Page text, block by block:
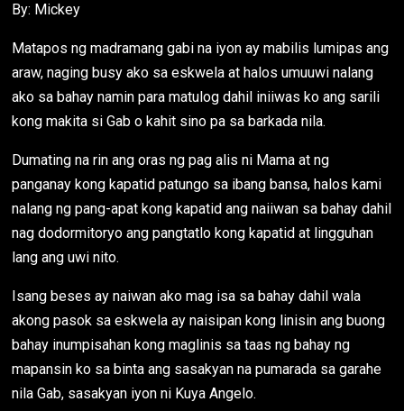
By: Mickey
Matapos ng madramang gabi na iyon ay mabilis lumipas ang
araw, naging busy ako sa eskwela at halos umuuwi nalang
ako sa bahay namin para matulog dahil iniiwas ko ang sarili
kong makita si Gab o kahit sino pa sa barkada nila.
Dumating na rin ang oras ng pag alis ni Mama at ng
panganay kong kapatid patungo sa ibang bansa, halos kami
nalang ng pang-apat kong kapatid ang naiiwan sa bahay dahil
nag dodormitoryo ang pangtatlo kong kapatid at lingguhan
lang ang uwi nito.
Isang beses ay naiwan ako mag isa sa bahay dahil wala
akong pasok sa eskwela ay naisipan kong linisin ang buong
bahay inumpisahan kong maglinis sa taas ng bahay ng
mapansin ko sa binta ang sasakyan na pumarada sa garahe
nila Gab, sasakyan iyon ni Kuya Angelo.